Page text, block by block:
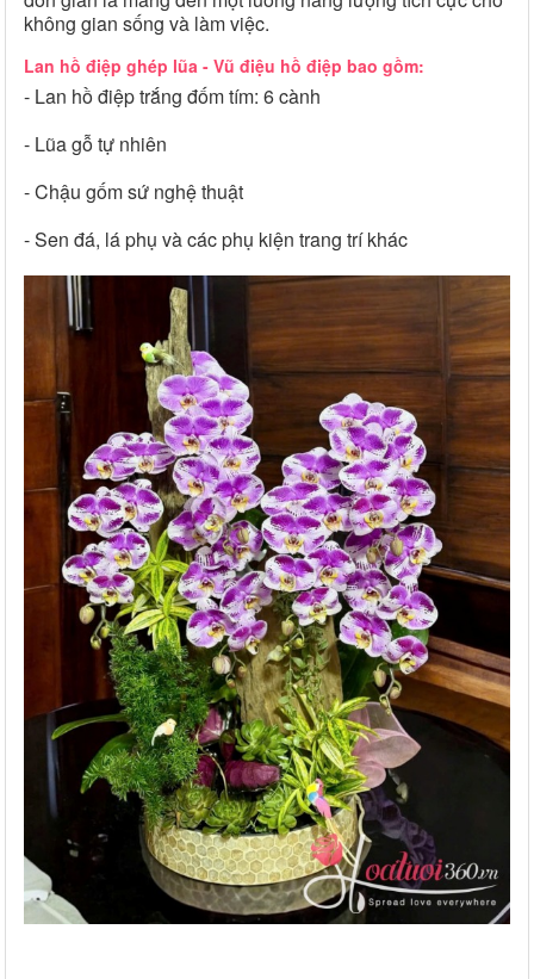
không gian sống và làm việc.
Lan hồ điệp ghép lũa - Vũ điệu hồ điệp bao gồm:
- Lan hồ điệp trắng đốm tím: 6 cành
- Lũa gỗ tự nhiên
- Chậu gốm sứ nghệ thuật
- Sen đá, lá phụ và các phụ kiện trang trí khác